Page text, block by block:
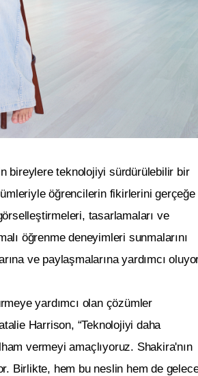
bireylere teknolojiyi sürdürülebilir bir
öğrencilerin fikirlerini gerçeğe
tasarlamaları ve
öğrenme deneyimleri sunmalarını
ve paylaşmalarına yardımcı
yardımcı olan çözümler
Harrison, “Teknolojiyi daha
vermeyi amaçlıyoruz. Shakira'nın
Birlikte, hem bu neslin hem de